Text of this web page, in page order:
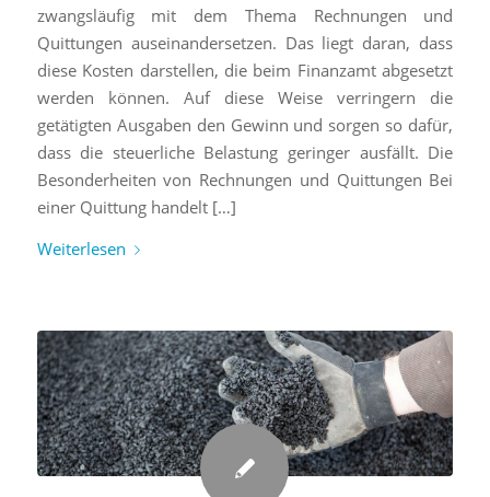
zwangsläufig mit dem Thema Rechnungen und
Quittungen auseinandersetzen. Das liegt daran, dass
diese Kosten darstellen, die beim Finanzamt abgesetzt
werden können. Auf diese Weise verringern die
getätigten Ausgaben den Gewinn und sorgen so dafür,
dass die steuerliche Belastung geringer ausfällt. Die
Besonderheiten von Rechnungen und Quittungen Bei
einer Quittung handelt […]
Weiterlesen